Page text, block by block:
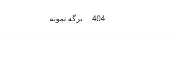
404 برگه نمونه